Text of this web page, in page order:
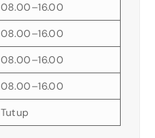
08.00–16.00
08.00–16.00
08.00–16.00
08.00–16.00
Tutup